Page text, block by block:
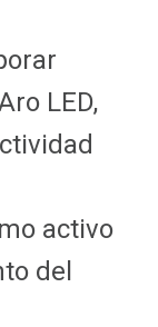
LED,
activo
del